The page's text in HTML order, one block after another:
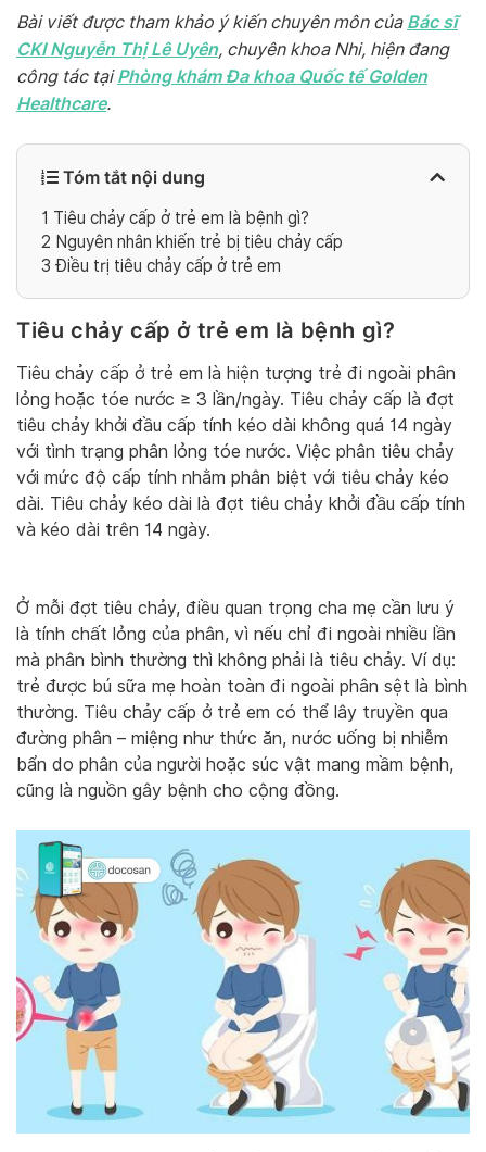
Bài viết được tham khảo ý kiến chuyên môn của Bác sĩ
CKI Nguyễn Thị Lê Uyên, chuyên khoa Nhi, hiện đang
công tác tạiPhòng khám Đa khoa Quốc tế Golden
Healthcare.
Tóm tắt nội dung
1 Tiêu chảy cấp ở trẻ em là bệnh gì?
2 Nguyên nhân khiến trẻ bị tiêu chảy cấp
3 Điều trị tiêu chảy cấp ở trẻ em
Tiêu chảy cấp ở trẻ em là bệnh gì?
Tiêu chảy cấp ở trẻ em là hiện tượng trẻ đi ngoài phân
lỏng hoặc tóe nước ≥ 3 lần/ngày. Tiêu chảy cấp là đợt
tiêu chảy khởi đầu cấp tính kéo dài không quá 14 ngày
với tình trạng phân lỏng tóe nước. Việc phân tiêu chảy
với mức độ cấp tính nhằm phân biệt với tiêu chảy kéo
dài. Tiêu chảy kéo dài là đợt tiêu chảy khởi đầu cấp tính
và kéo dài trên 14 ngày.
Ở mỗi đợt tiêu chảy, điều quan trọng cha mẹ cần lưu ý
là tính chất lỏng của phân, vì nếu chỉ đi ngoài nhiều lần
mà phân bình thường thì không phải là tiêu chảy. Ví dụ:
trẻ được bú sữa mẹ hoàn toàn đi ngoài phân sệt là bình
thường. Tiêu chảy cấp ở trẻ em có thể lây truyền qua
đường phân – miệng như thức ăn, nước uống bị nhiễm
bẩn do phân của người hoặc súc vật mang mầm bệnh,
cũng là nguồn gây bệnh cho cộng đồng.